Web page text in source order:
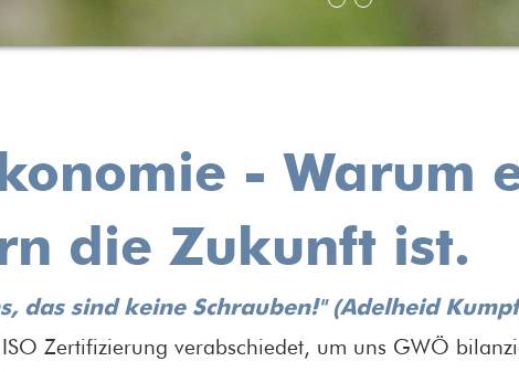
- Warum
die Zukunft ist.
das sind keine Schrauben!" (Adelheid
Zertifizierung verabschiedet, um uns GWÖ